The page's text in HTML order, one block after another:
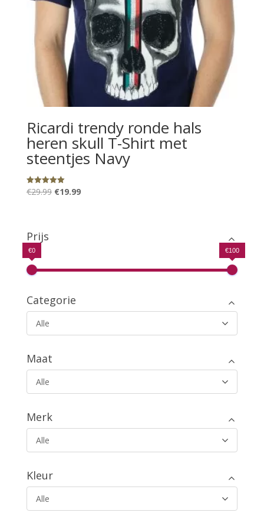
Ricardi trendy ronde hals
heren skull T-Shirt met
steentjes Navy
Gewaardeerd
5.00
€29.99 Oorspronkelijke
€19.99Huidige
Prijs
€0 €100
Categorie
Alle
Maat
Alle
Merk
Alle
Kleur
Alle